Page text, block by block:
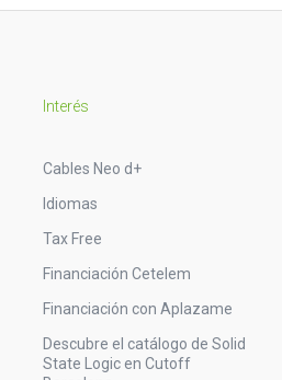
Interés
Cables Neo d+
Idiomas
Tax Free
Financiación Cetelem
Financiación con Aplazame
Descubre el catálogo de Solid
State Logic en Cutoff